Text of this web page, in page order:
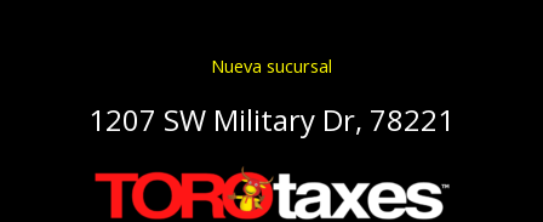
Nueva sucursal
1207 SW Military Dr, 78221